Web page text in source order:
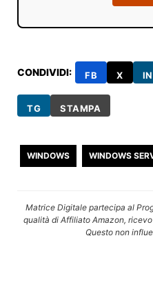
CONDIVIDI: FB X IN
TG STAMPA
WINDOWS WINDOWS
Matrice Digitale partecipa al
qualità di Affiliato Amazon,
Questo non